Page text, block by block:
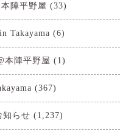
陣平野屋 (33)
Takayama (6)
本陣平野屋 (1)
(367)
らせ (1,237)